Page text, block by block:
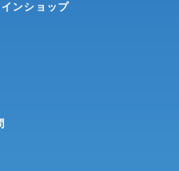
ンショップ